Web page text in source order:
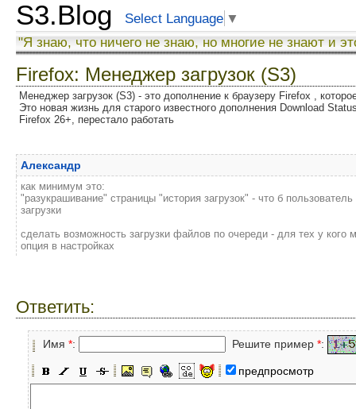
S3.Blog Select Language ▼
"Я знаю, что ничего не знаю, но многие не знают и
Firefox: Менеджер загрузок (S3)
Менеджер загрузок (S3) - это дополнение к браузеру Firefox ,
Это новая жизнь для старого известного дополнения Download
Firefox 26+, перестало работать
Александр
как минимум это:
"разукрашивание" страницы "история загрузок" - что б
загрузки
сделать возможность загрузки файлов по очереди - для тех у
опция в настройках
Ответить:
Имя *: Решите пример *:
предпросмотр